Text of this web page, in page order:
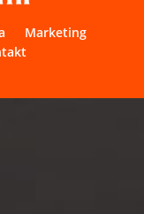
Marketing